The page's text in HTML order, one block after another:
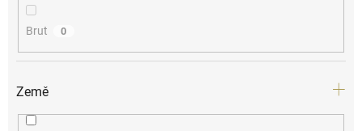
Brut 0
Země